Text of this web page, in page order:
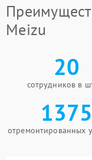
Meizu
20
сотрудников в
1375
отремонтированных